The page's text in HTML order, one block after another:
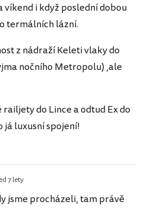
i když poslední dobou
termálních lázní.
z nádraží Keleti vlaky do
nočního Metropolu) ,ale
do Lince a odtud Ex do
já luxusní spojení!
7 lety
jsme procházeli, tam právě